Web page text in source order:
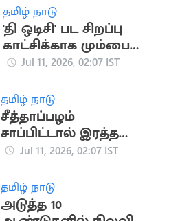
தமிழ் நாடு
'தி ஒடிசி' பட சிறப்பு
காட்சிக்காக மும்பை
வந்த நோலன்
Jul 11, 2026, 02:07 IST
தமிழ் நாடு
சீத்தாப்பழம்
சாப்பிட்டால் இரத்த
சர்க்கரை அளவு
Jul 11, 2026, 02:07 IST
தமிழ் நாடு
அடுத்த 10